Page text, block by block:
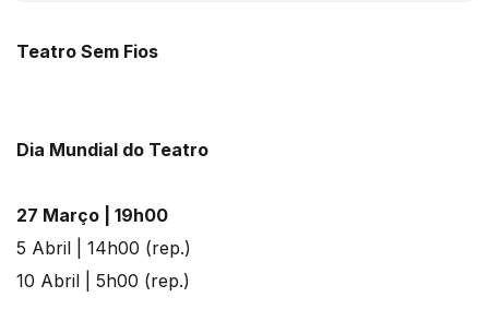
Teatro Sem Fios
Dia Mundial do Teatro
27 Março | 19h00
5 Abril | 14h00 (rep.)
10 Abril | 5h00 (rep.)